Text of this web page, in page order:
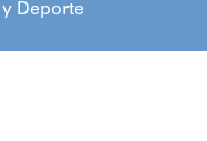
Deporte